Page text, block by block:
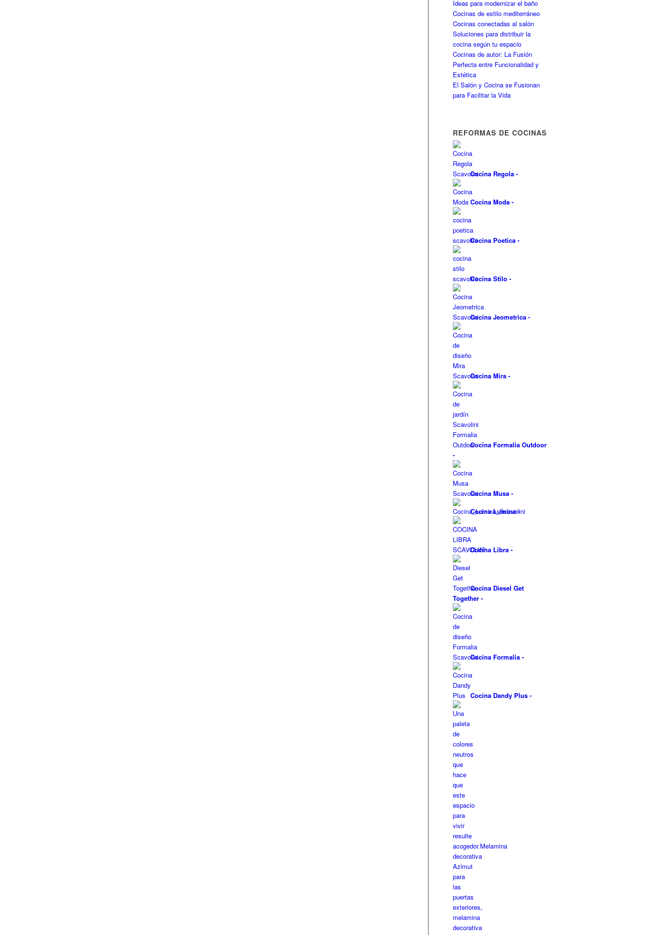
Ideas para modernizar el baño
Cocinas de estilo mediterráneo
Cocinas conectadas al salón
Soluciones para distribuir la
cocina según tu espacio
Cocinas de autor: La Fusión
Perfecta entre Funcionalidad y
Estética
El Salón y Cocina se Fusionan
para Facilitar la Vida
REFORMAS DE COCINAS
Cocina Regola -
Cocina Moda -
Cocina Poetica -
Cocina Stilo -
Cocina Jeometrica -
Cocina Mira -
Cocina Formalia Outdoor
-
Cocina Musa -
Cocina Lumina-
Cocina Libra -
Cocina Diesel Get
Together -
Cocina Formalia -
Cocina Dandy Plus -